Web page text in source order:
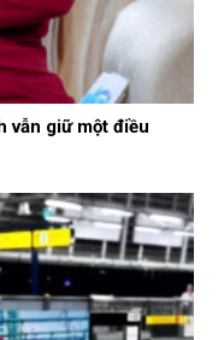
vẫn giữ một điều